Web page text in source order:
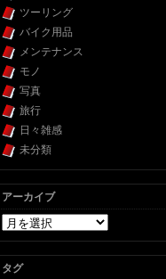
ツーリング
バイク用品
メンテナンス
モノ
写真
旅行
日々雑感
未分類
アーカイブ
ア
ー
カ
イ
タグ